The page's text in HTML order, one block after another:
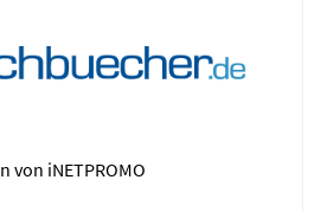
von iNETPROMO